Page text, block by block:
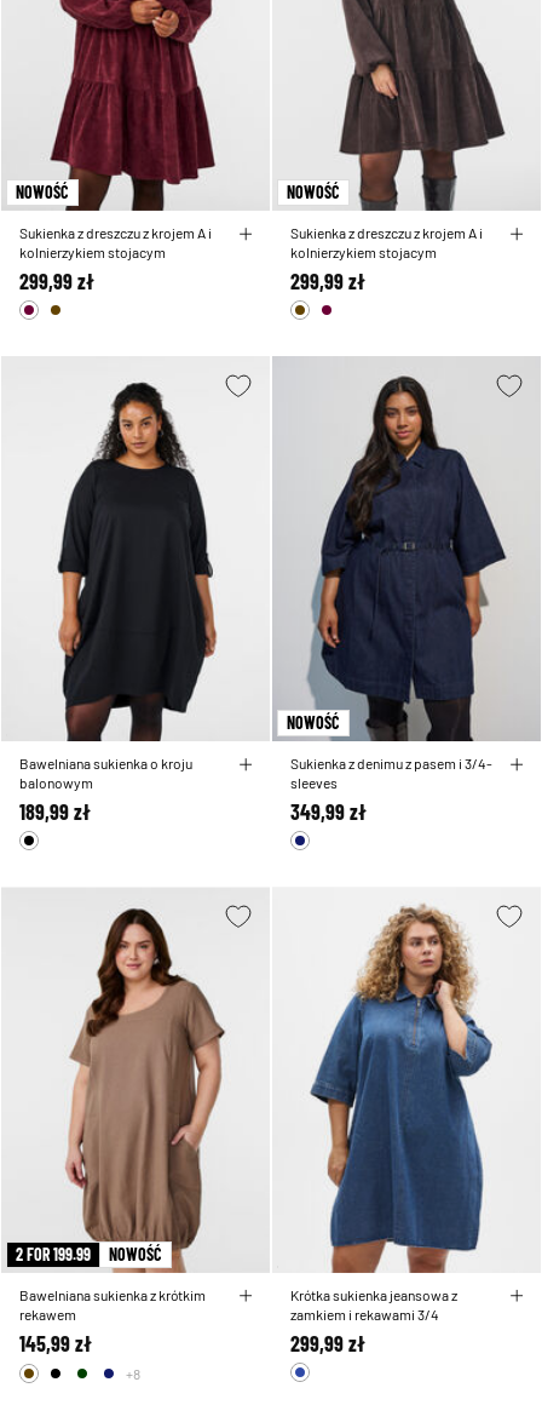
NOWOŚĆ
Sukienka z dreszczu z krojem A i
kolnierzykiem stojacym
299,99 zł
NOWOŚĆ
Sukienka z dreszczu z krojem A i
kolnierzykiem stojacym
299,99 zł
Bawelniana sukienka o kroju
balonowym
189,99 zł
NOWOŚĆ
Sukienka z denimu z pasem i 3/4-
sleeves
349,99 zł
2 FOR 199.99 NOWOŚĆ
Bawelniana sukienka z krótkim
rekawem
145,99 zł
+8
Krótka sukienka jeansowa z
zamkiem i rekawami 3/4
299,99 zł